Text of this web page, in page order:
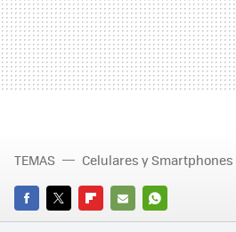
FACEBOOK
TWITTERFLIPBOARD
E-
WHATSAPP
TEMAS Celulares y Smartphones